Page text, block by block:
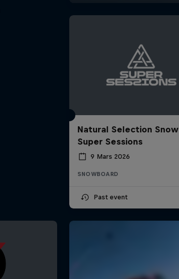
Natural Selection Snow
Super Sessions
9 Mars 2026
SNOWBOARD
Past event